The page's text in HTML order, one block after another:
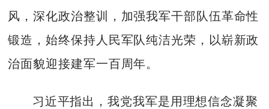
风，深化政治整训，加强我军干部队伍革命性
锻造，始终保持人民军队纯洁光荣，以崭新政
治面貌迎接建军一百周年。
习近平指出，我党我军是用理想信念凝聚